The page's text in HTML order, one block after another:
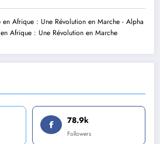
en Afrique : Une Révolution en Marche - Alpha
Afrique : Une Révolution en Marche
78.9k
Followers